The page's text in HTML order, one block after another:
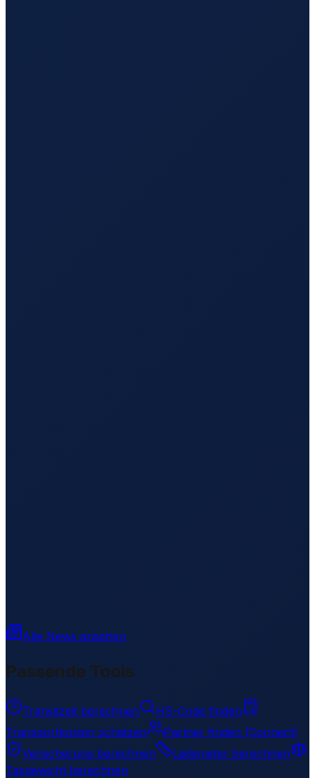
Alle News ansehen
Passende Tools
Transitzeit berechnen
HS-Code finden
Transportkosten schätzen
Partner finden (Connect)
Versicherung berechnen
Lademeter berechnen
Taxgewicht berechnen